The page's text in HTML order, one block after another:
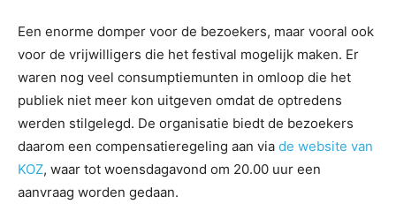
Een enorme domper voor de bezoekers, maar vooral ook
voor de vrijwilligers die het festival mogelijk maken. Er
waren nog veel consumptiemunten in omloop die het
publiek niet meer kon uitgeven omdat de optredens
werden stilgelegd. De organisatie biedt de bezoekers
daarom een compensatieregeling aan via de website van
KOZ, waar tot woensdagavond om 20.00 uur een
aanvraag worden gedaan.